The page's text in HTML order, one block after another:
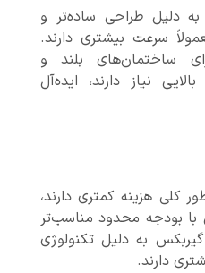
دلیل طراحی ساده‌تر و
سرعت بیشتری دارند.
ساختمان‌های بلند و
نیاز دارند، ایده‌آل
کلی هزینه کمتری دارند،
با بودجه محدود مناسب‌تر
به دلیل تکنولوژی
دارند.